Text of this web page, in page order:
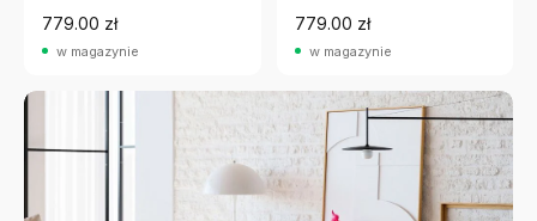
779.00 zł
w magazynie
779.00 zł
w magazynie